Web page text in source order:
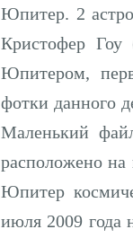
Юпитер. 2
Кристофер Гоу
Юпитером,
фотки данного
Маленький
расположено на
Юпитер
июля 2009 года